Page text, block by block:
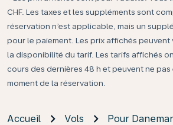
CHF. Les taxes et les suppléments sont
réservation n’est applicable, mais un
pour le paiement. Les prix affichés
la disponibilité du tarif. Les tarifs affichés
cours des dernières 48 h et peuvent ne
moment de la réservation.
Accueil Vols
Pour